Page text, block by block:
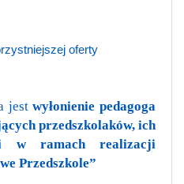
oferty
jestwyłonienie pedagoga
przedszkolaków, ich
w ramach realizacji
Przedszkole”